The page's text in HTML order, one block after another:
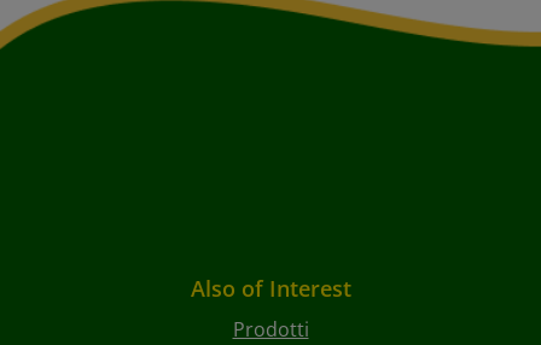
Also of Interest
Prodotti